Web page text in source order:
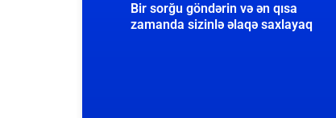
Bir sorğu göndərin və ən qısa
zamanda sizinlə əlaqə saxlayaq